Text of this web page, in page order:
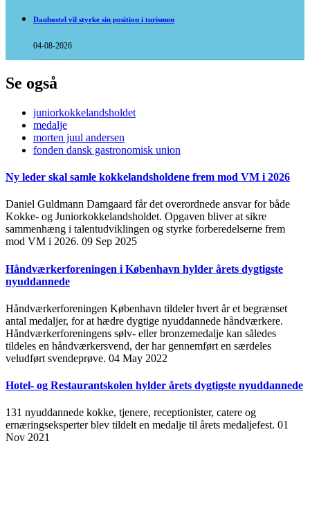
Danhostel vil styrke sin position i turismen
04-08-2026
Se også
juniorkokkelandsholdet
medalje
morten juul andersen
fonden dansk gastronomisk union
Ny leder skal samle kokkelandsholdene frem mod VM i 2026
Daniel Guldmann Damgaard får det overordnede ansvar for både
Kokke- og Juniorkokkelandsholdet. Opgaven bliver at sikre
sammenhæng i talentudviklingen og styrke forberedelserne frem
mod VM i 2026. 09 Sep 2025
Håndværkerforeningen i København hylder årets dygtigste
nyuddannede
Håndværkerforeningen København tildeler hvert år et begrænset
antal medaljer, for at hædre dygtige nyuddannede håndværkere.
Håndværkerforeningens sølv- eller bronzemedalje kan således
tildeles en håndværkersvend, der har gennemført en særdeles
veludført svendeprøve. 04 May 2022
Hotel- og Restaurantskolen hylder årets dygtigste nyuddannede
131 nyuddannede kokke, tjenere, receptionister, catere og
ernæringseksperter blev tildelt en medalje til årets medaljefest. 01
Nov 2021